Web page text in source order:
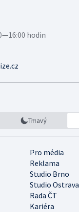
hodin
Tmavý
Pro média
Reklama
Studio Brno
Studio Ostrava
Rada ČT
Kariéra